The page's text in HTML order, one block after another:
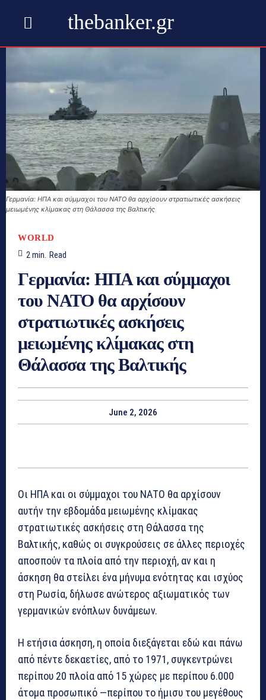
thebanker.gr
Γερμανία: ΗΠΑ και σύμμαχοι του ΝΑΤΟ θα αρχίσουν στρατιωτικές ασκήσεις
μειωμένης κλίμακας στη Θάλασσα της Βαλτικής
WORLD
2 min. Read
Γερμανία: ΗΠΑ και σύμμαχοι
του ΝΑΤΟ θα αρχίσουν
στρατιωτικές ασκήσεις
μειωμένης κλίμακας στη
Θάλασσα της Βαλτικής
June 2, 2026
Οι ΗΠΑ και οι σύμμαχοι του ΝΑΤΟ θα αρχίσουν
αυτήν την εβδομάδα μειωμένης κλίμακας
στρατιωτικές ασκήσεις στη Θάλασσα της
Βαλτικής, καθώς οι συγκρούσεις σε άλλες περιοχές
αποσπούν τα πλοία από την περιοχή, αν και η
άσκηση θα στείλει ένα μήνυμα ενότητας και ισχύος
στη Ρωσία, δήλωσε ανώτερος αξιωματικός των
γερμανικών ενόπλων δυνάμεων.
Η ετήσια άσκηση, η οποία διεξάγεται εδώ και πάνω
από πέντε δεκαετίες, από το 1971, συγκεντρώνει
περίπου 20 πλοία από 15 χώρες με περίπου 6.000
άτομα προσωπικό —περίπου το ήμισυ του μεγέθους